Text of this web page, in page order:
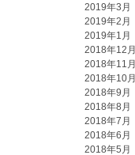
2019年3月
2019年2月
2019年1月
2018年12月
2018年11月
2018年10月
2018年9月
2018年8月
2018年7月
2018年6月
2018年5月